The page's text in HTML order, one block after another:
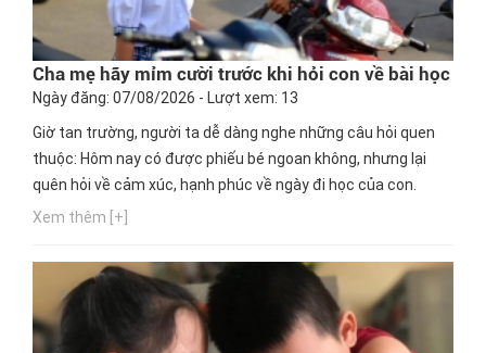
Cha mẹ hãy mỉm cười trước khi hỏi con về bài học
Ngày đăng: 07/08/2026 - Lượt xem: 13
Giờ tan trường, người ta dễ dàng nghe những câu hỏi quen
thuộc: Hôm nay có được phiếu bé ngoan không, nhưng lại
quên hỏi về cảm xúc, hạnh phúc về ngày đi học của con.
Xem thêm [+]